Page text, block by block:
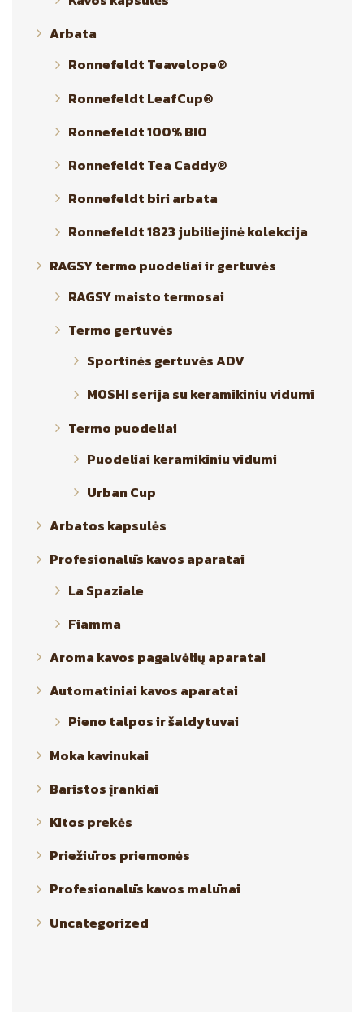
Arbata
Ronnefeldt Teavelope®
Ronnefeldt LeafCup®
Ronnefeldt 100% BIO
Ronnefeldt Tea Caddy®
Ronnefeldt biri arbata
Ronnefeldt 1823 jubiliejinė kolekcija
RAGSY termo puodeliai ir gertuvės
RAGSY maisto termosai
Termo gertuvės
Sportinės gertuvės ADV
MOSHI serija su keramikiniu vidumi
Termo puodeliai
Puodeliai keramikiniu vidumi
Urban Cup
Arbatos kapsulės
Profesionalūs kavos aparatai
La Spaziale
Fiamma
Aroma kavos pagalvėlių aparatai
Automatiniai kavos aparatai
Pieno talpos ir šaldytuvai
Moka kavinukai
Baristos įrankiai
Kitos prekės
Priežiūros priemonės
Profesionalūs kavos malūnai
Uncategorized